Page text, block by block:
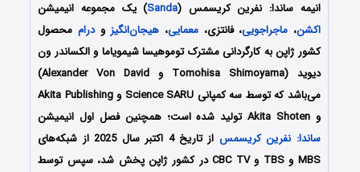
انیمه ساندا: نفرین کریسمس (Sanda) یک مجموعه انیمیشن
اکشن، ماجراجویی، فانتزی،معمایی، هیجان‌انگیز ودرام محصول
کشور ژاپن به کارگردانی مشترک توموهیسا شیمویاما و الکساندر ون
دیوید (Tomohisa Shimoyama و Alexander Von David)
می‌باشد که توسط سه کمپانی Science SARU و Akita Publishing
و Akita Shoten تولید شده است؛ همچنین فصل اول انیمیشن
ساندا: نفرین کریسمس
از تاریخ 4 اکتبر سال 2025 از شبکه‌های
MBS و TBS و CBC TV در کشور ژاپن پخش شد، سپس توسط